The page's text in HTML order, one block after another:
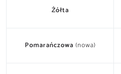
Żółta
Pomarańczowa (nowa)